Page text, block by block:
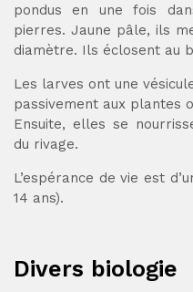
pondus en une fois
pierres. Jaune pâle, ils
diamètre. Ils éclosent au
Les larves ont une
passivement aux plantes
Ensuite, elles se
du rivage.
L’espérance de vie est
14 ans).
Divers biologie